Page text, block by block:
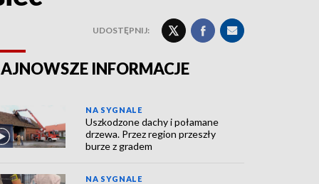
UDOSTĘPNIJ:
INFORMACJE
NA SYGNALE
Uszkodzone dachy i połamane
drzewa. Przez region przeszły
burze z gradem
NA SYGNALE